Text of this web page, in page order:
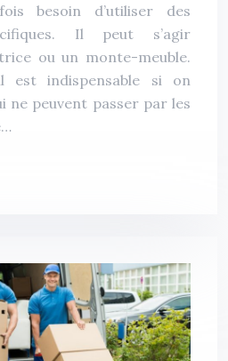
besoin d’utiliser des
Il peut s’agir
ou un monte-meuble.
est indispensable si on
ne peuvent passer par les